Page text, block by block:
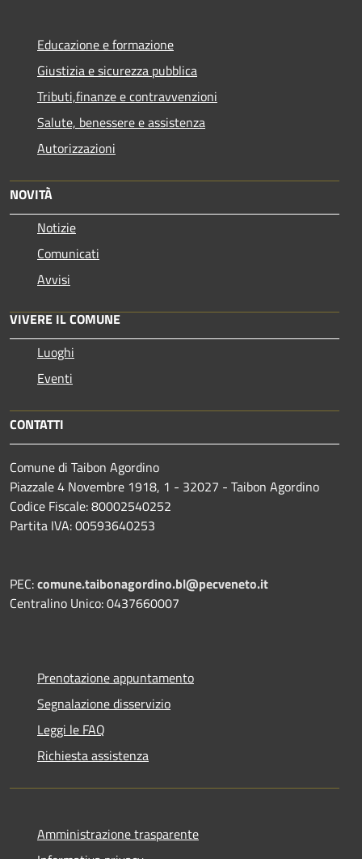
Educazione e formazione
Giustizia e sicurezza pubblica
Tributi,finanze e contravvenzioni
Salute, benessere e assistenza
Autorizzazioni
NOVITÀ
Notizie
Comunicati
Avvisi
VIVERE IL COMUNE
Luoghi
Eventi
CONTATTI
Comune di Taibon Agordino
Piazzale 4 Novembre 1918, 1 - 32027 - Taibon Agordino
Codice Fiscale: 80002540252
Partita IVA: 00593640253
PEC:comune.taibonagordino.bl@pecveneto.it
Centralino Unico: 0437660007
Prenotazione appuntamento
Segnalazione disservizio
Leggi le FAQ
Richiesta assistenza
Amministrazione trasparente